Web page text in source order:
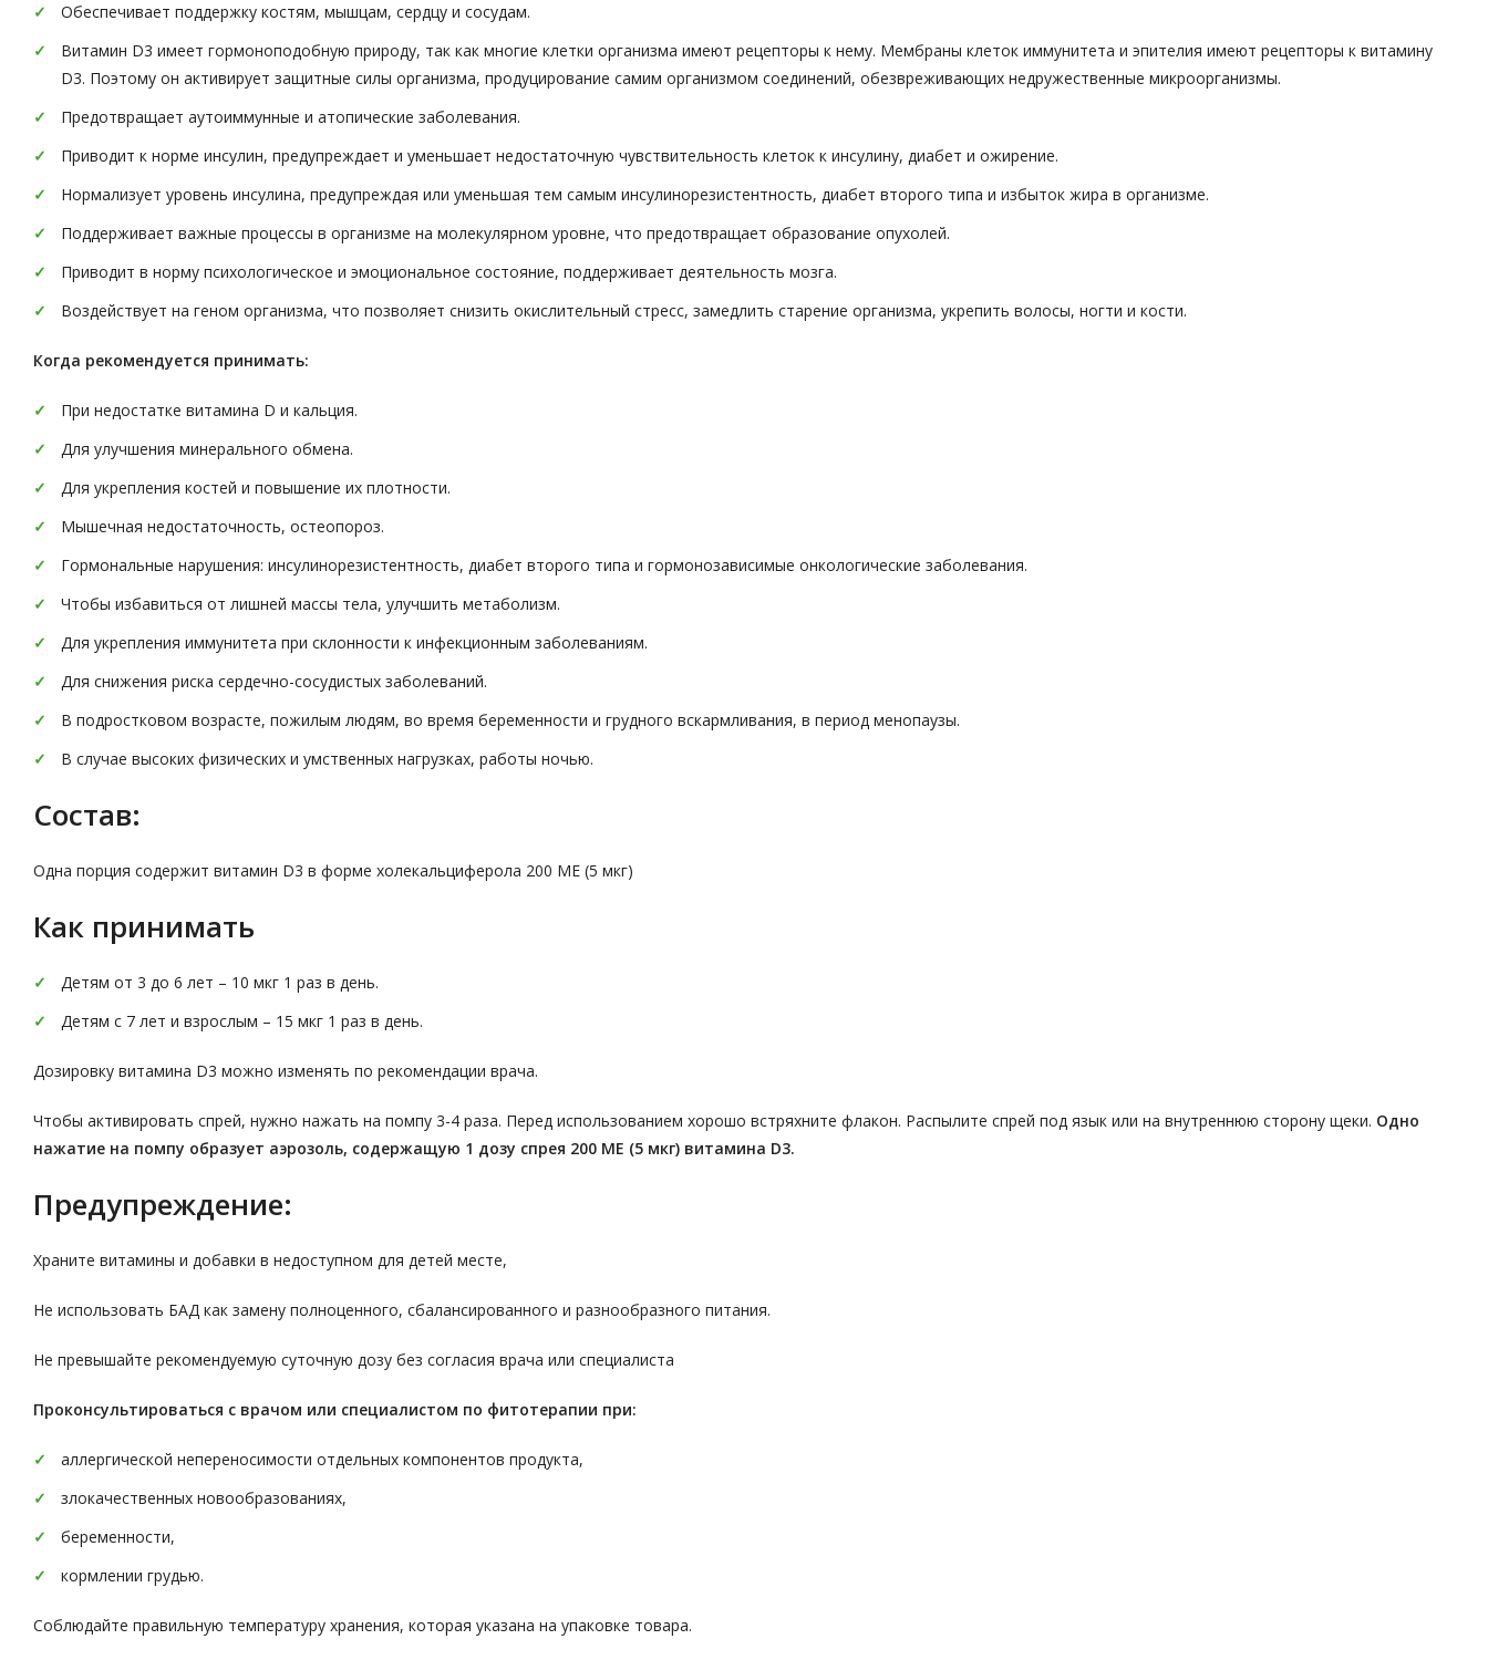
Обеспечивает поддержку костям, мышцам, сердцу и сосудам.
Витамин D3 имеет гормоноподобную природу, так как многие клетки организма имеют рецепторы к нему. Мембраны клеток иммунитета и эпителия имеют рецепторы к витамину
D3. Поэтому он активирует защитные силы организма, продуцирование самим организмом соединений, обезвреживающих недружественные микроорганизмы.
Предотвращает аутоиммунные и атопические заболевания.
Приводит к норме инсулин, предупреждает и уменьшает недостаточную чувствительность клеток к инсулину, диабет и ожирение.
Нормализует уровень инсулина, предупреждая или уменьшая тем самым инсулинорезистентность, диабет второго типа и избыток жира в организме.
Поддерживает важные процессы в организме на молекулярном уровне, что предотвращает образование опухолей.
Приводит в норму психологическое и эмоциональное состояние, поддерживает деятельность мозга.
Воздействует на геном организма, что позволяет снизить окислительный стресс, замедлить старение организма, укрепить волосы, ногти и кости.
Когда рекомендуется принимать:
При недостатке витамина D и кальция.
Для улучшения минерального обмена.
Для укрепления костей и повышение их плотности.
Мышечная недостаточность, остеопороз.
Гормональные нарушения: инсулинорезистентность, диабет второго типа и гормонозависимые онкологические заболевания.
Чтобы избавиться от лишней массы тела, улучшить метаболизм.
Для укрепления иммунитета при склонности к инфекционным заболеваниям.
Для снижения риска сердечно-сосудистых заболеваний.
В подростковом возрасте, пожилым людям, во время беременности и грудного вскармливания, в период менопаузы.
В случае высоких физических и умственных нагрузках, работы ночью.
Состав:
Одна порция содержит витамин D3 в форме холекальциферола 200 МЕ (5 мкг)
Как принимать
Детям от 3 до 6 лет – 10 мкг 1 раз в день.
Детям с 7 лет и взрослым – 15 мкг 1 раз в день.
Дозировку витамина D3 можно изменять по рекомендации врача.
Чтобы активировать спрей, нужно нажать на помпу 3-4 раза. Перед использованием хорошо встряхните флакон. Распылите спрей под язык или на внутреннюю сторону щеки. Одно
нажатие на помпу образует аэрозоль, содержащую 1 дозу спрея 200 МЕ (5 мкг) витамина D3.
Предупреждение:
Храните витамины и добавки в недоступном для детей месте,
Не использовать БАД как замену полноценного, сбалансированного и разнообразного питания.
Не превышайте рекомендуемую суточную дозу без согласия врача или специалиста
Проконсультироваться с врачом или специалистом по фитотерапии при:
аллергической непереносимости отдельных компонентов продукта,
злокачественных новообразованиях,
беременности,
кормлении грудью.
Соблюдайте правильную температуру хранения, которая указана на упаковке товара.